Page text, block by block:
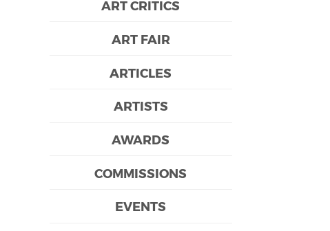
ART CRITICS
ART FAIR
ARTICLES
ARTISTS
AWARDS
COMMISSIONS
EVENTS